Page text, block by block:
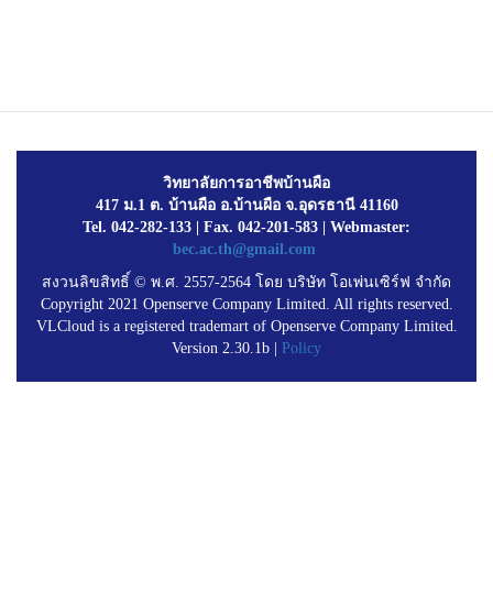
วิทยาลัยการอาชีพบ้านผือ
417 ม.1 ต. บ้านผือ อ.บ้านผือ จ.อุดรธานี 41160
Tel. 042-282-133 | Fax. 042-201-583 | Webmaster:
bec.ac.th@gmail.com
สงวนลิขสิทธิ์ © พ.ศ. 2557-2564 โดย บริษัท โอเพ่นเซิร์ฟ จำกัด
Copyright 2021 Openserve Company Limited. All rights reserved.
VLCloud is a registered trademart of Openserve Company Limited.
Version 2.30.1b | Policy